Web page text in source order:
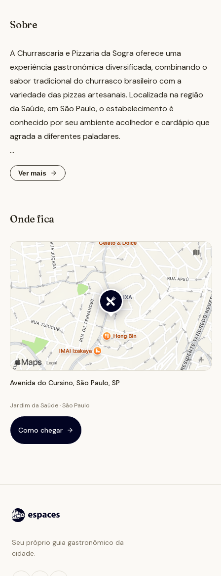
Sobre
A Churrascaria e Pizzaria da Sogra oferece uma
experiência gastronômica diversificada, combinando o
sabor tradicional do churrasco brasileiro com a
variedade das pizzas artesanais. Localizada na região
da Saúde, em São Paulo, o estabelecimento é
conhecido por seu ambiente acolhedor e cardápio que
agrada a diferentes paladares.
Além das opções de carne e pizza, a casa também
disponibiliza hambúrgueres e buffet, proporcionando
continua sendo uma referência na culinária local,
de uma refeição saborosa e variada.
Ver mais
Onde fica
Avenida do Cursino, São Paulo, SP
Jardim da Saúde · São Paulo
Como chegar
Seu próprio guia gastronômico da
cidade.